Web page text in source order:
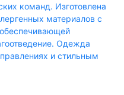
команд. Изготовлена
материалов с
Одежда
и стильным